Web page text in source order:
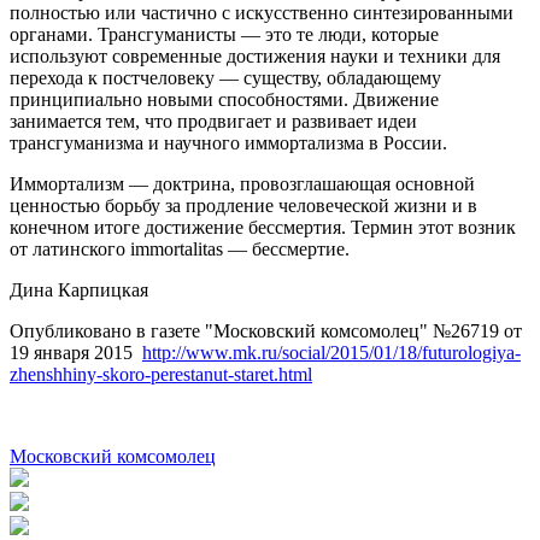
полностью или частично с искусственно синтезированными
органами. Трансгуманисты — это те люди, которые
используют современные достижения науки и техники для
перехода к постчеловеку — существу, обладающему
принципиально новыми способностями. Движение
занимается тем, что продвигает и развивает идеи
трансгуманизма и научного иммортализма в России.
Иммортализм — доктрина, провозглашающая основной
ценностью борьбу за продление человеческой жизни и в
конечном итоге достижение бессмертия. Термин этот возник
от латинского immortalitas — бессмертие.
Дина Карпицкая
Опубликовано в газете "Московский комсомолец" №26719 от
19 января 2015 http://www.mk.ru/social/2015/01/18/futurologiya-
zhenshhiny-skoro-perestanut-staret.html
Mосковский комсомолец